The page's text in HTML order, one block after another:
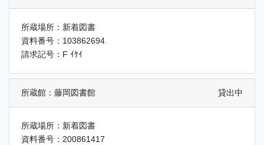
所蔵場所：新着図書
資料番号：103862694
請求記号：F ｲｹｲ
所蔵館：藤岡図書館 貸出中
所蔵場所：新着図書
資料番号：200861417